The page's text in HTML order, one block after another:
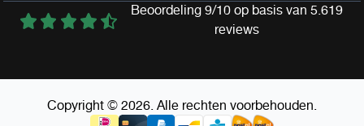
Beoordeling 9/10 op basis van 5.619
reviews
Copyright © 2026. Alle rechten voorbehouden.